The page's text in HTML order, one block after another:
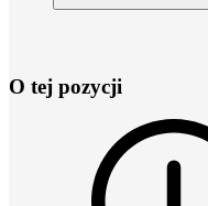
O tej pozycji